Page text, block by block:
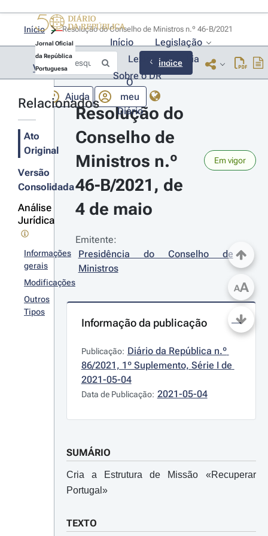
Jornal Oficial
da República
Portuguesa
Início
Legislação
Lexionário
Lia
Sobre o DR
Ajuda
O
meu
Diário
Início
Voltar Índice
Relacionados
Ato
Original
Versão
Consolidada
Análise
Jurídica
Informações
gerais
Modificações
Outros
Tipos
Resolução do
Conselho de
Ministros n.º
46-B/2021, de
4 de maio
Em vigor
Emitente:
Presidência do Conselho de
Ministros
Informação da publicação
Publicação: Diário da República n.º
86/2021, 1º Suplemento, Série I de
2021-05-04
Data de Publicação: 2021-05-04
SUMÁRIO
Cria a Estrutura de Missão «Recuperar
Portugal»
TEXTO
AA